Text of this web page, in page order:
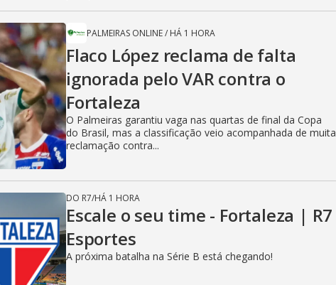
PALMEIRAS ONLINE/ HÁ 1 HORA
Flaco López reclama de falta
ignorada pelo VAR contra o
Fortaleza
O Palmeiras garantiu vaga nas quartas de final da Copa
do Brasil, mas a classificação veio acompanhada de muita
reclamação contra...
DO R7/HÁ 1 HORA
Escale o seu time - Fortaleza | R7
Esportes
A próxima batalha na Série B está chegando!